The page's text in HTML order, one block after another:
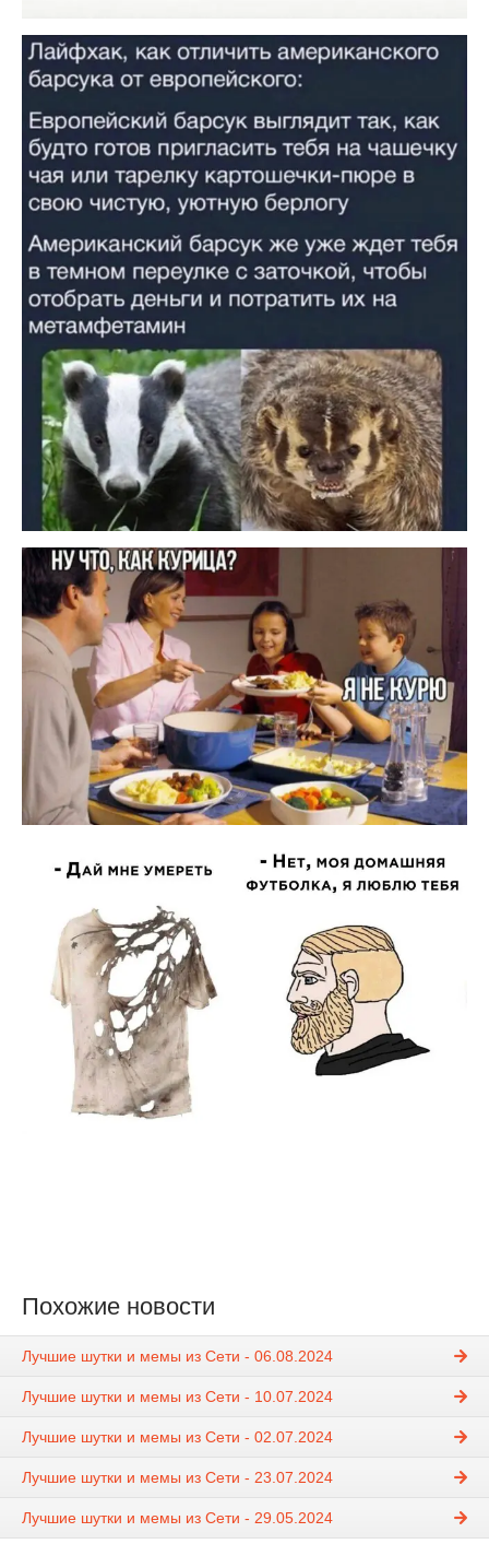
Похожие новости
Лучшие шутки и мемы из Сети - 06.08.2024
Лучшие шутки и мемы из Сети - 10.07.2024
Лучшие шутки и мемы из Сети - 02.07.2024
Лучшие шутки и мемы из Сети - 23.07.2024
Лучшие шутки и мемы из Сети - 29.05.2024